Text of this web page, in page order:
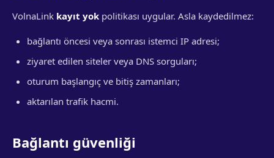
VolnaLink kayıt yok politikası uygular. Asla kaydedilmez:
bağlantı öncesi veya sonrası istemci IP adresi;
ziyaret edilen siteler veya DNS sorguları;
oturum başlangıç ve bitiş zamanları;
aktarılan trafik hacmi.
Bağlantı güvenliği